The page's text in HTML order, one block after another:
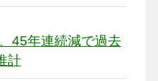
45年連続減で過去
計